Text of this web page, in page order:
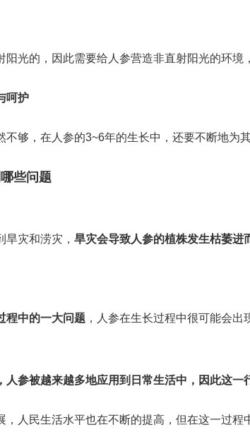
光的，因此需要给人参营造非直射阳光的环境
呵护
够，在人参的3~6年的生长中，还要不断地为
些问题
灾和涝灾， 旱灾会导致人参的植株发生枯萎进
程中的一大问题 ，人参在生长过程中很可能会
参被越来越多地应用到日常生活中，因此这一
人民生活水平也在不断的提高，但在这一过程